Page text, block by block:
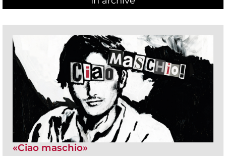
«Ciao maschio»